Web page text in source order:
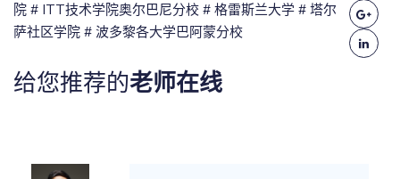
院 # ITT技术学院奥尔巴尼分校 # 格雷斯兰大学 # 塔尔
萨社区学院 # 波多黎各大学巴阿蒙分校
给您推荐的老师在线